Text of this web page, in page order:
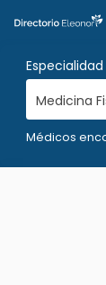
Medicina
Médicos